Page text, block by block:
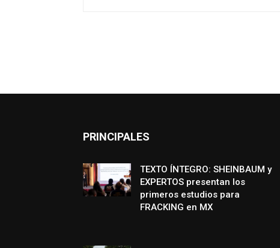
PRINCIPALES
TEXTO ÍNTEGRO: SHEINBAUM y
EXPERTOS presentan los
primeros estudios para
FRACKING en MX